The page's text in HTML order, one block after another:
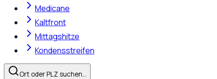
Medicane
Kaltfront
Mittagshitze
Kondensstreifen
Ort oder PLZ suchen…